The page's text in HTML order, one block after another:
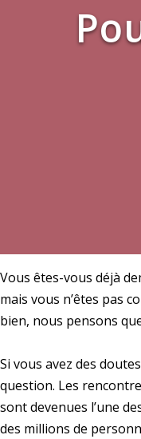
Vous êtes-vous déjà
mais vous n’êtes pas
bien, nous pensons
Si vous avez des
question. Les
sont devenues l’une
des millions de